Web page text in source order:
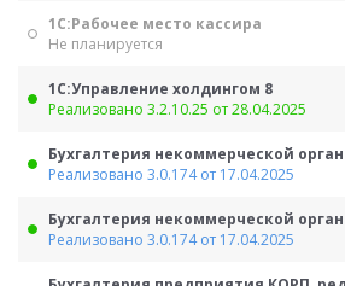
1С:Рабочее место кассира
Не планируется
1С:Управление холдингом 8
Реализовано 3.2.10.25 от 28.04.2025
Бухгалтерия некоммерческой
Реализовано 3.0.174 от 17.04.2025
Бухгалтерия некоммерческой
Реализовано 3.0.174 от 17.04.2025